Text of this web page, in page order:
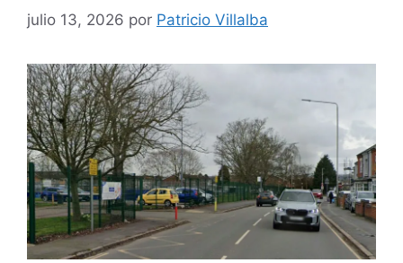
julio 13, 2026 por Patricio Villalba